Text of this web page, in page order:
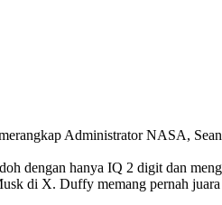
Administrator NASA,
dengan hanya IQ 2 digit dan
di X. Duffy memang pernah